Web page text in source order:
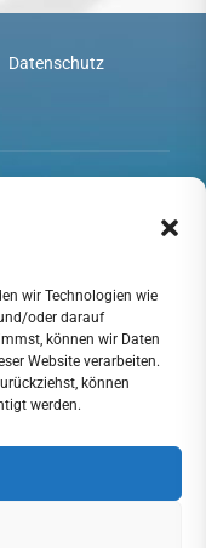
wir Technologien wie
oder darauf
können wir Daten
Website verarbeiten.
können
werden.
Datenschutz